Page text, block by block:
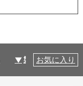
製品仕様
お気に入り